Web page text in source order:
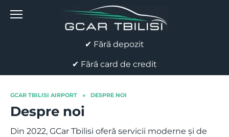
✔ Fără depozit
✔ Fără card de credit
GCAR TBILISI AIRPORT » DESPRE NOI
Despre noi
Din 2022, GCar Tbilisi oferă servicii moderne și de